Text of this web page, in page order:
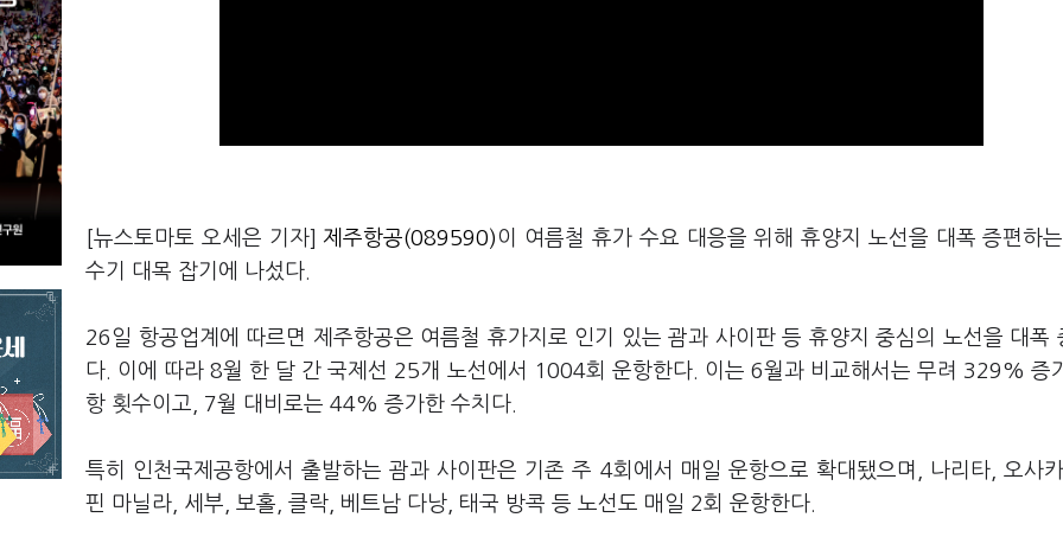
[뉴스토마토 오세은 기자] 제주항공(089590)이 여름철 휴가 수요 대응을 위해 휴양지 노선을 대폭 증편하
수기 대목 잡기에 나섰다.
26일 항공업계에 따르면 제주항공은 여름철 휴가지로 인기 있는 괌과 사이판 등 휴양지 중심의 노선을 대폭
다. 이에 따라 8월 한 달 간 국제선 25개 노선에서 1004회 운항한다. 이는 6월과 비교해서는 무려 329% 증
항 횟수이고, 7월 대비로는 44% 증가한 수치다.
특히 인천국제공항에서 출발하는 괌과 사이판은 기존 주 4회에서 매일 운항으로 확대됐으며, 나리타, 오사
핀 마닐라, 세부, 보홀, 클락, 베트남 다낭, 태국 방콕 등 노선도 매일 2회 운항한다.